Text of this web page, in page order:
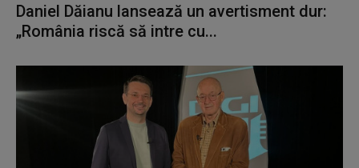
Daniel Dăianu lansează un avertisment dur:
„România riscă să intre cu...